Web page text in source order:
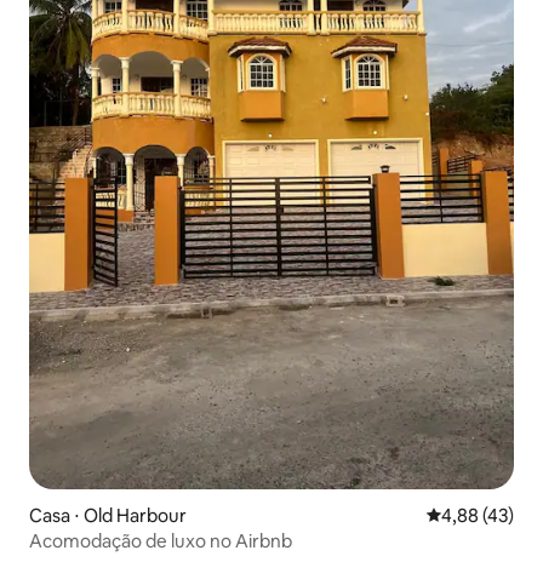
Casa ⋅ Old Harbour 4,88 de uma
4,88 (43)
Acomodação de luxo no Airbnb